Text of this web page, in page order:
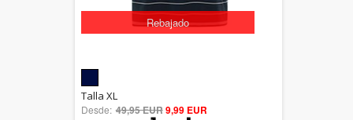
Rebajado
out of 5
Talla XL
Desde: 49,95 EUR9,99 EUR